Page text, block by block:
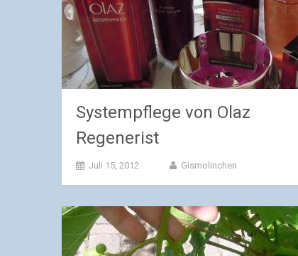
Systempflege von Olaz
Regenerist
Juli 15, 2012 Gismolinchen